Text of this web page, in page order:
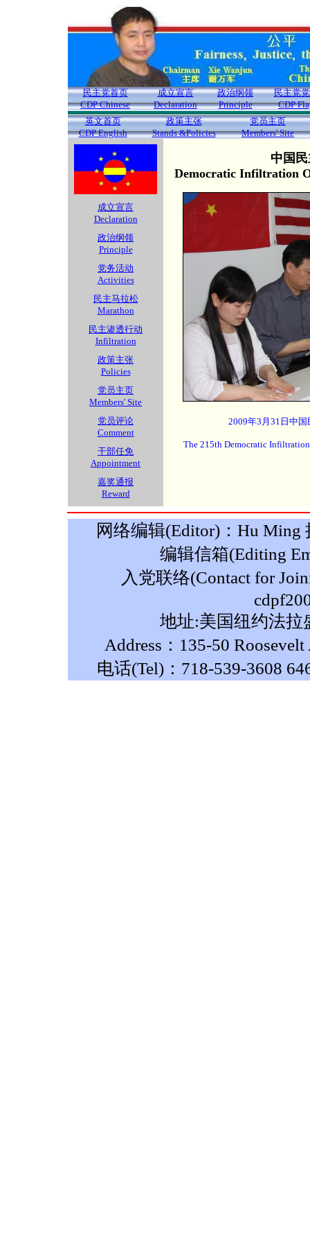
民主党首页
CDP Chinese
成立宣言
Declaration
政治纲领
Principle
民主党
CDP
英文首页
CDP English
政策主张
Stands &Policies
党员主页
Members' Site
成立宣言
Declaration
政治纲领
Principle
党务活动
Activities
民主马拉松
Marathon
民主渗透行动
Infiltration
政策主张
Policies
党员主页
Members' Site
党员评论
Comment
干部任免
Appointment
嘉奖通报
Reward
中国
Democratic Infiltration
2009年3月31日中
The 215th Democratic
网络编辑(Editor)：Hu Ming
编辑信箱(Editing
入党联络(Contact for
地址:美国纽约法拉
Address：135-50
电话(Tel)：718-539-3608